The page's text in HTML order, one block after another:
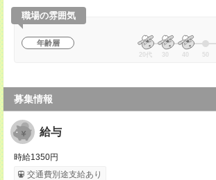
職場の雰囲気
年齢層
20代 30 40 50
募集情報
給与
時給1350円
交通費別途支給あり